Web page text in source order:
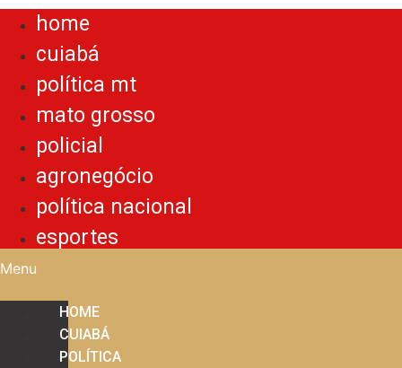
home
cuiabá
política mt
mato grosso
policial
agronegócio
política nacional
esportes
Menu
HOME
CUIABÁ
POLÍTICA